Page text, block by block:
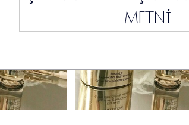
METNİ
1. Veri Sorumlusu
İşbu Kişisel Verilerin Korunması ve